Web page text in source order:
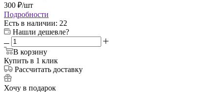
300 ₽/шт
Подробности
Есть в наличии: 22
Нашли дешевле?
В корзину
Купить в 1 клик
Рассчитать доставку
Хочу в подарок